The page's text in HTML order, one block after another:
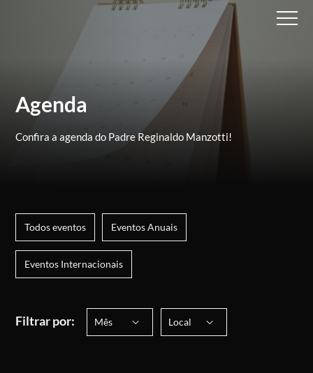
Agenda
Confira a agenda do Padre Reginaldo Manzotti!
Todos eventos Eventos Anuais
Eventos Internacionais
Filtrar por: Mês Local